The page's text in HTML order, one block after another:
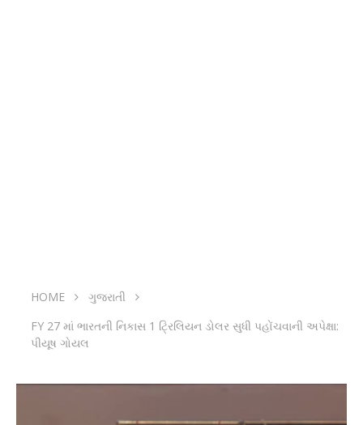
HOME
ગુજરાતી
FY 27 માં ભારતની નિકાસ 1 ટ્રિલિયન ડોલર સુધી પહોંચવાની અપેક્ષા:
પીયૂષ ગોયલ